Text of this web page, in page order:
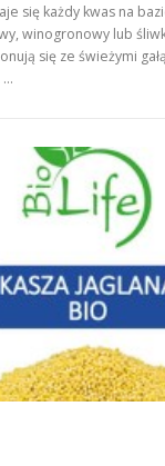
się każdy kwas na
winogronowy lub
się ze świeżymi
…